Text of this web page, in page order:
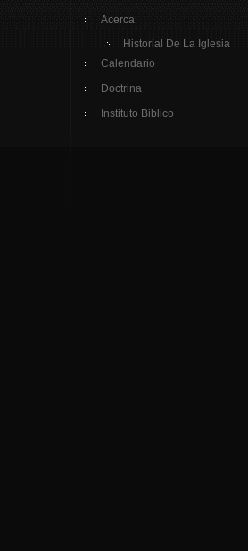
Acerca
Historial De La Iglesia
Calendario
Doctrina
Instituto Biblico